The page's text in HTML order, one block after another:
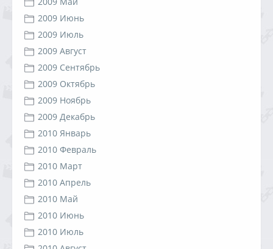
2009 Июнь
2009 Июль
2009 Август
2009 Сентябрь
2009 Октябрь
2009 Ноябрь
2009 Декабрь
2010 Январь
2010 Февраль
2010 Март
2010 Апрель
2010 Май
2010 Июнь
2010 Июль